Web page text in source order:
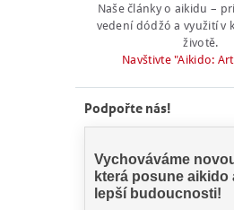
Naše články o aikidu –
vedení dódžó a využití v
životě.
Navštivte "Aikido:
Podpořte nás!